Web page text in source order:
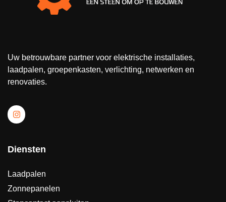
Uw betrouwbare partner voor elektrische installaties,
laadpalen, groepenkasten, verlichting, netwerken en
renovaties.
Diensten
Laadpalen
Zonnepanelen